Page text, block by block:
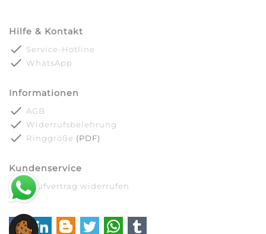
Hilfe & Kontakt
done Service-Hotline
done WhatsApp
Informationen
done AGB
done Widerrufsbelehrung
done Ringgröße (PDF)
Kundenservice
done Kaufvertrag widerrufen